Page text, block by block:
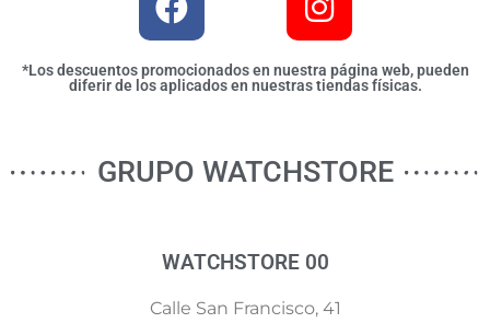
*Los descuentos promocionados en nuestra página web, pueden
diferir de los aplicados en nuestras tiendas físicas.
GRUPO WATCHSTORE
WATCHSTORE 00
Calle San Francisco, 41